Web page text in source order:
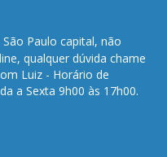
Paulo capital, não
qualquer dúvida chame
Luiz - Horário de
a Sexta 9h00 às 17h00.